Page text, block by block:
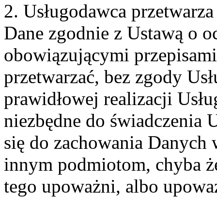
2. Usługodawca
Dane zgodnie z Ustawą o
obowiązującymi
przetwarzać, bez zgody
prawidłowej realizacji
niezbędne do świadczenia
się do zachowania
innym podmiotom, chyba
tego upoważni, albo